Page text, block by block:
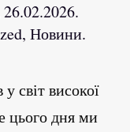
26.02.2026.
, Новини.
світ високої
цього дня ми